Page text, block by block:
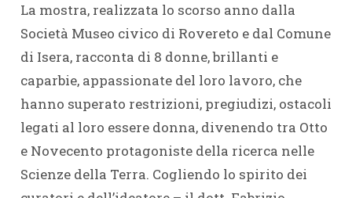
La mostra, realizzata lo scorso anno dalla
Società Museo civico di Rovereto e dal Comune
di Isera, racconta di 8 donne, brillanti e
caparbie, appassionate del loro lavoro, che
hanno superato restrizioni, pregiudizi, ostacoli
legati al loro essere donna, divenendo tra Otto
e Novecento protagoniste della ricerca nelle
Scienze della Terra. Cogliendo lo spirito dei